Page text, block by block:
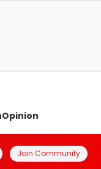
Opinion
Join Community